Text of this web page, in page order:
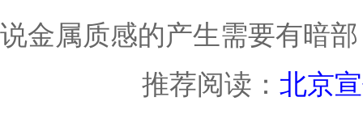
说金属质感的产生需要有暗
推荐阅读： 北京